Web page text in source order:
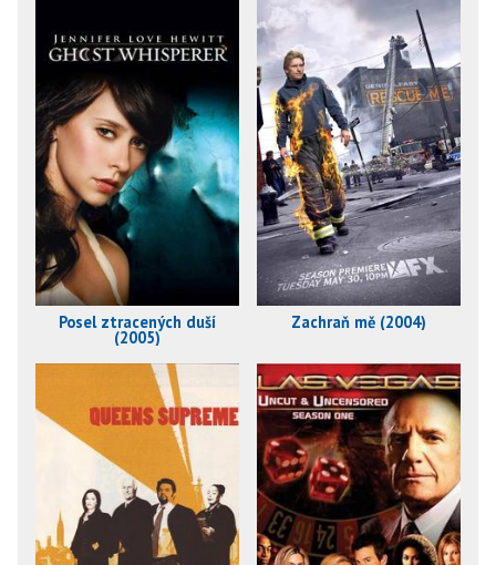
Posel ztracených duší
(2005)
Zachraň mě (2004)